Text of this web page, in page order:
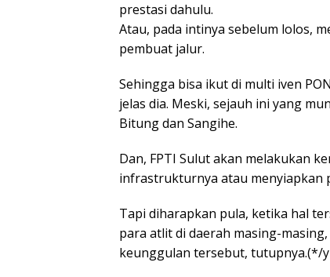
prestasi dahulu.
Atau, pada intinya sebelum lolos,
pembuat jalur.
Sehingga bisa ikut di multi iven
jelas dia. Meski, sejauh ini yang
Bitung dan Sangihe.
Dan, FPTI Sulut akan melakukan
infrastrukturnya atau menyiapkan
Tapi diharapkan pula, ketika hal
para atlit di daerah masing-
keunggulan tersebut, tutupnya.(*/